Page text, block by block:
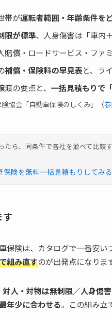
帯が運転者範囲・年齢条件を
限が標準、人身傷害は「車内
賠償・ロードサービス・ファ
補償・保険料の早見表と、ラ
の要点と、 一括見積もりで
協会「自動車保険のしくみ」（
たら、同条件で各社を並べて比
保険を無料一括見積もりしてみる
す
保険は、カタログで一番安い
組み直すのが出発点になりま
対人・対物は無制限／人身傷
年少に合わせる。この組み立